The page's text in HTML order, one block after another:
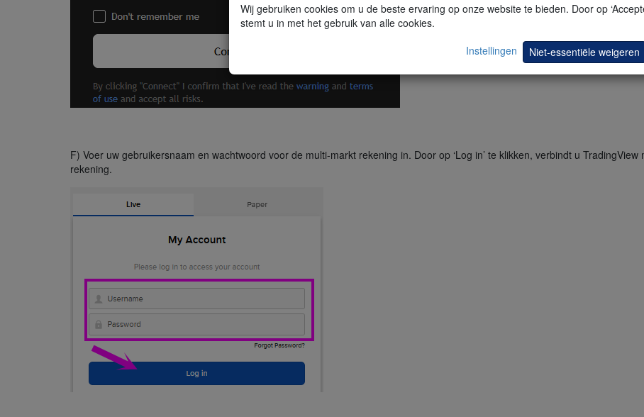
F) Voer uw gebruikersnaam en wachtwoord voor de multi-markt rekening in. Door op ‘Log in’ te klikken, verbindt u TradingView
rekening.
Wij gebruiken cookies om u de beste ervaring op onze website te bieden. Door op
stemt u in met het gebruik van alle cookies.
Instellingen
Niet-essentiële weigeren